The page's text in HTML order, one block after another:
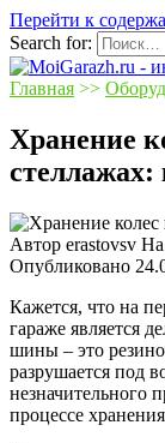
Перейти к
Search for:
Главная >>
Хранение
стеллажах:
Автор erastovsv На
Опубликовано
Кажется, что на
гараже является
шины – это
разрушается под
незначительного
процессе